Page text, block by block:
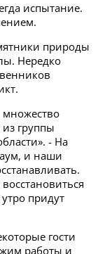
испытание.
природы
Нередко
множество
группы
- На
и наши
придут
гости
работы и